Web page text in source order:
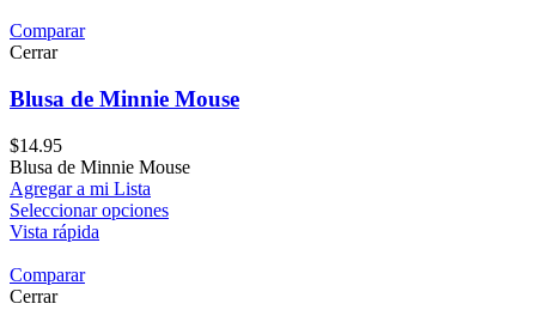
Comparar
Cerrar
Blusa de Minnie Mouse
$14.95
Blusa de Minnie Mouse
Agregar a mi Lista
Seleccionar opciones
Vista rápida
Comparar
Cerrar